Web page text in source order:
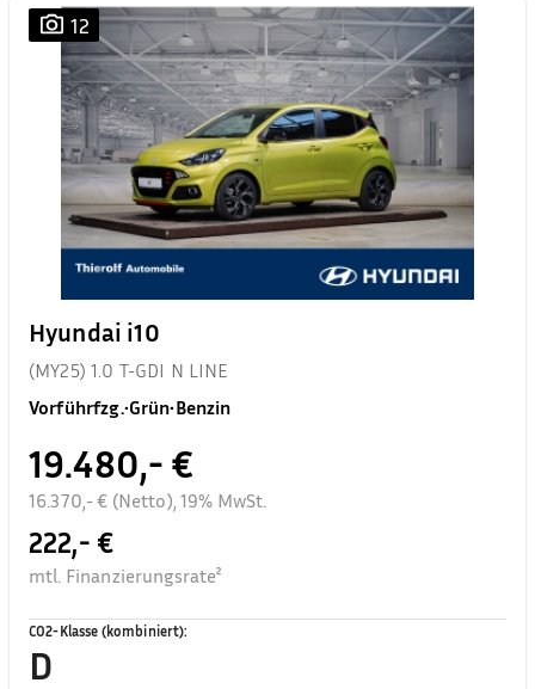
12
Hyundai i10
(MY25) 1.0 T-GDI N LINE
Vorführfzg.•Grün•Benzin
19.480,- €
16.370,- € (Netto), 19% MwSt.
222,- €
mtl. Finanzierungsrate²
CO2-Klasse (kombiniert):
D